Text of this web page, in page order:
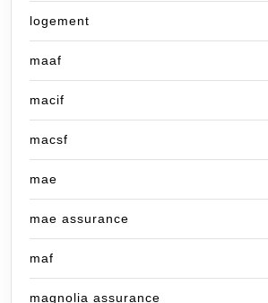
logement
maaf
macif
macsf
mae
mae assurance
maf
magnolia assurance